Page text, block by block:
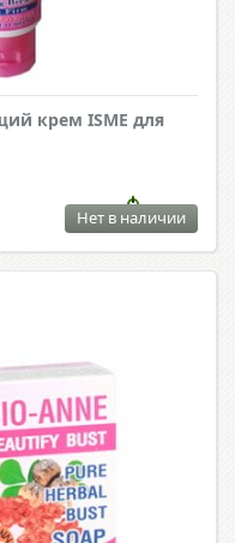
крем ISME для
Нет в наличии